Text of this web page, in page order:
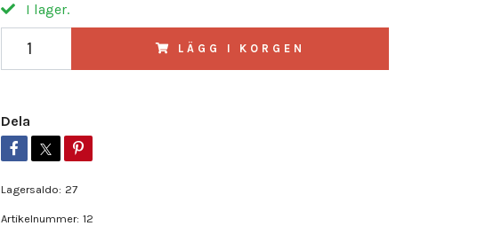
I lager.
LÄGG I KORGEN
Dela
Lagersaldo: 27
Artikelnummer: 12